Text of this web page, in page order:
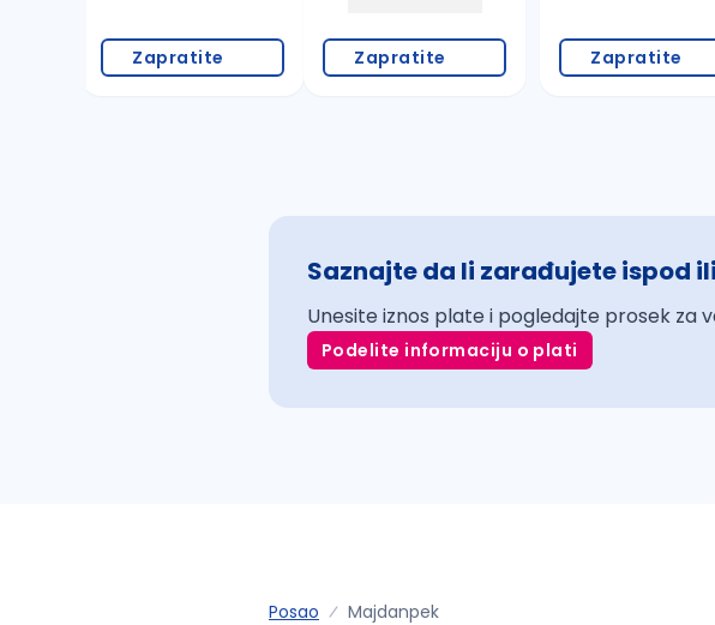
Zapratite Zapratite Zapratite
Saznajte da li zarađujete ispod
Unesite iznos plate i pogledajte prosek za
Podelite informaciju o plati
Posao Majdanpek